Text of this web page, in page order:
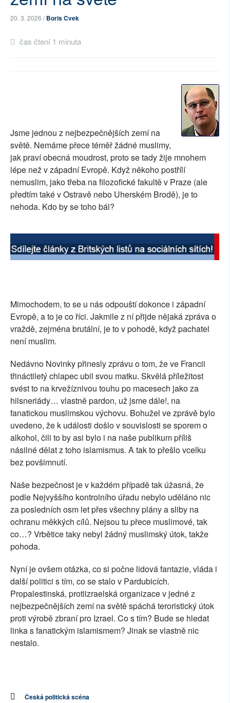
RUBRIKY
20. 3. 2026 /Boris Cvek
čas čtení 1 minuta
Jsme jednou z nejbezpečnějších zemí na
světě. Nemáme přece téměř žádné muslimy,
jak praví obecná moudrost, proto se tady žije mnohem
lépe než v západní Evropě. Když někoho postřílí
nemuslim, jako třeba na filozofické fakultě v Praze (ale
předtím také v Ostravě nebo Uherském Brodě), je to
nehoda. Kdo by se toho bál?
Mimochodem, to se u nás odpouští dokonce i západní
Evropě, a to je co říci. Jakmile z ní přijde nějaká zpráva o
vraždě, zejména brutální, je to v pohodě, když pachatel
není muslim.
Nedávno Novinky přinesly zprávu o tom, že ve Francii
třináctiletý chlapec ubil svou matku. Skvělá příležitost
svést to na krvežíznivou touhu po macesech jako za
hilsneriády… vlastně pardon, už jsme dále!, na
fanatickou muslimskou výchovu. Bohužel ve zprávě bylo
uvedeno, že k události došlo v souvislosti se sporem o
alkohol, čili to by asi bylo i na naše publikum příliš
násilné dělat z toho islamismus. A tak to přešlo vcelku
bez povšimnutí.
Naše bezpečnost je v každém případě tak úžasná, že
podle Nejvyššího kontrolního úřadu nebylo uděláno nic
za posledních osm let přes všechny plány a sliby na
ochranu měkkých cílů. Nejsou tu přece muslimové, tak
co…? Vrbětice taky nebyl žádný muslimský útok, takže
pohoda.
Nyní je ovšem otázka, co si počne lidová fantazie, vláda i
další politici s tím, co se stalo v Pardubicích.
Propalestinská, protiizraelská organizace v jedné z
nejbezpečnějších zemí na světě spáchá teroristický útok
proti výrobě zbraní pro Izrael. Co s tím? Bude se hledat
linka s fanatickým islamismem? Jinak se vlastně nic
nestalo.
Česká politická scéna